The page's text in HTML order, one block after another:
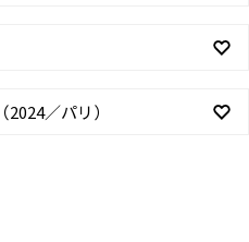
／パリ）